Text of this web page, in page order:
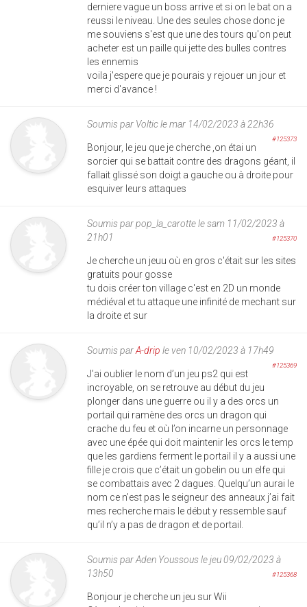
derniere vague un boss arrive et si on le bat on a
reussi le niveau. Une des seules chose donc je
me souviens s'est que une des tours qu'on peut
acheter est un paille qui jette des bulles contres
les ennemis
voila j'espere que je pourais y rejouer un jour et
merci d'avance !
Soumis par Volticle mar 14/02/2023 à 22h36
#125373
Bonjour, le jeu que je cherche ,on étai un
sorcier qui se battait contre des dragons géant, il
fallait glissé son doigt a gauche ou à droite pour
esquiver leurs attaques
Soumis parpop_la_carottele sam 11/02/2023 à
21h01
#125370
Je cherche un jeuu où en gros c'était sur les sites
gratuits pour gosse
tu dois créer ton village c'est en 2D un monde
médiéval et tu attaque une infinité de mechant sur
la droite et sur
Soumis parA-drip le ven 10/02/2023 à 17h49
#125369
J’ai oublier le nom d’un jeu ps2 qui est
incroyable, on se retrouve au début du jeu
plonger dans une guerre ou il y a des orcs un
portail qui ramène des orcs un dragon qui
crache du feu et où l’on incarne un personnage
avec une épée qui doit maintenir les orcs le temp
que les gardiens ferment le portail il y a aussi une
fille je crois que c’était un gobelin ou un elfe qui
se combattais avec 2 dagues. Quelqu’un aurai le
nom ce n’est pas le seigneur des anneaux j’ai fait
mes recherche mais le début y ressemble sauf
qu’il n’y a pas de dragon et de portail.
Soumis parAden Youssousle jeu 09/02/2023 à
13h50
#125368
Bonjour je cherche un jeu sur Wii